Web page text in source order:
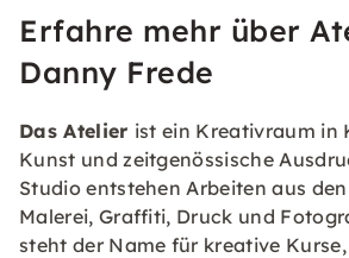
Erfahre mehr über
Danny Frede
Das Atelier ist ein Kreativraum in
Kunst und zeitgenössische
Studio entstehen Arbeiten aus
Malerei, Graffiti, Druck und
steht der Name für kreative